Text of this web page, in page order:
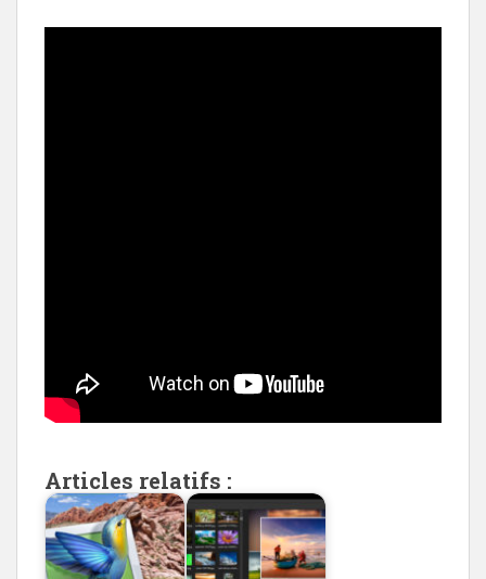
Articles relatifs :